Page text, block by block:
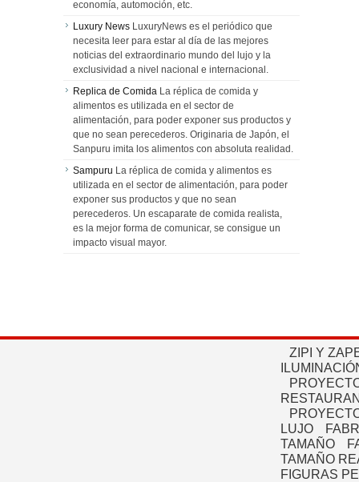
economía, automoción, etc.
Luxury News LuxuryNews es el periódico que
necesita leer para estar al día de las mejores
noticias del extraordinario mundo del lujo y la
exclusividad a nivel nacional e internacional.
Replica de Comida La réplica de comida y
alimentos es utilizada en el sector de
alimentación, para poder exponer sus productos y
que no sean perecederos. Originaria de Japón, el
Sanpuru imita los alimentos con absoluta realidad.
Sampuru La réplica de comida y alimentos es
utilizada en el sector de alimentación, para poder
exponer sus productos y que no sean
perecederos. Un escaparate de comida realista,
es la mejor forma de comunicar, se consigue un
impacto visual mayor.
ZIPI Y
LUJO
TAMAÑO
TAMAÑO
FIGURAS